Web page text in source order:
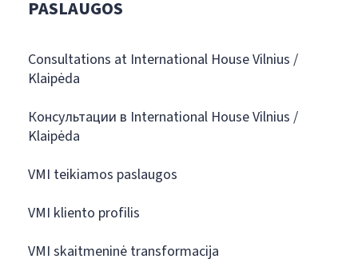
PASLAUGOS
Consultations at International House Vilnius /
Klaipėda
Консультации в International House Vilnius /
Klaipėda
VMI teikiamos paslaugos
VMI kliento profilis
VMI skaitmeninė transformacija